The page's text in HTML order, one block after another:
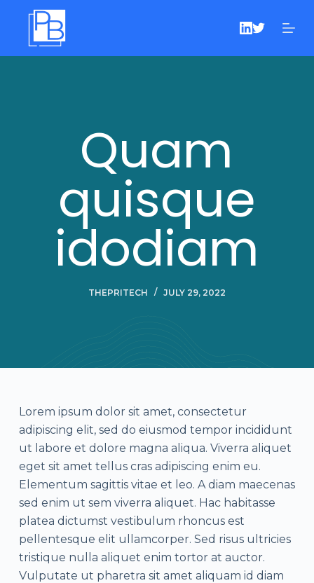
Quam
quisque
idodiam
THEPRITECH JULY 29, 2022
Lorem ipsum dolor sit amet, consectetur
adipiscing elit, sed do eiusmod tempor incididunt
ut labore et dolore magna aliqua. Viverra aliquet
eget sit amet tellus cras adipiscing enim eu.
Elementum sagittis vitae et leo. A diam maecenas
sed enim ut sem viverra aliquet. Hac habitasse
platea dictumst vestibulum rhoncus est
pellentesque elit ullamcorper. Sed risus ultricies
tristique nulla aliquet enim tortor at auctor.
Vulputate ut pharetra sit amet aliquam id diam